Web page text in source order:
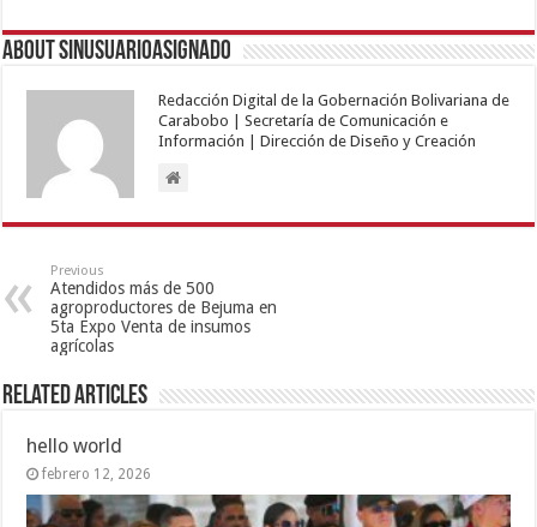
About sinusuarioasignado
Redacción Digital de la Gobernación Bolivariana de
Carabobo | Secretaría de Comunicación e
Información | Dirección de Diseño y Creación
Previous
Atendidos más de 500
agroproductores de Bejuma en
5ta Expo Venta de insumos
agrícolas
Related Articles
hello world
febrero 12, 2026